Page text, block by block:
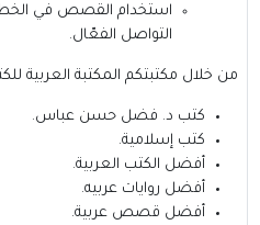
استخدام القصص في
التواصل الفعّال.
من خلال مكتبتكم المكتبة العربية
كتب د. فضل حسن عباس.
كتب إسلامية.
أفضل الكتب العربية.
أفضل روايات عربيه.
أفضل قصص عربية.